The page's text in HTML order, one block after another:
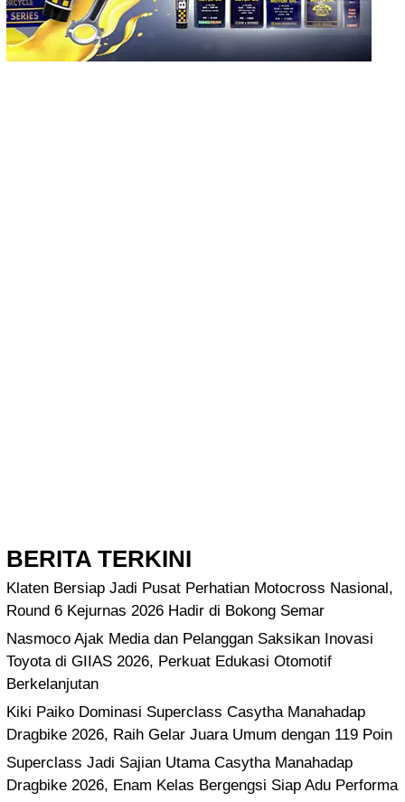
BERITA TERKINI
Klaten Bersiap Jadi Pusat Perhatian Motocross Nasional,
Round 6 Kejurnas 2026 Hadir di Bokong Semar
Nasmoco Ajak Media dan Pelanggan Saksikan Inovasi
Toyota di GIIAS 2026, Perkuat Edukasi Otomotif
Berkelanjutan
Kiki Paiko Dominasi Superclass Casytha Manahadap
Dragbike 2026, Raih Gelar Juara Umum dengan 119 Poin
Superclass Jadi Sajian Utama Casytha Manahadap
Dragbike 2026, Enam Kelas Bergengsi Siap Adu Performa